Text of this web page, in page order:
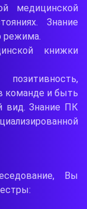
медицинской
Знание
режима.
книжки
команде и быть
вид. Знание ПК
Вы